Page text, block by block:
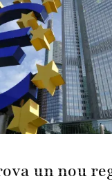
un nou